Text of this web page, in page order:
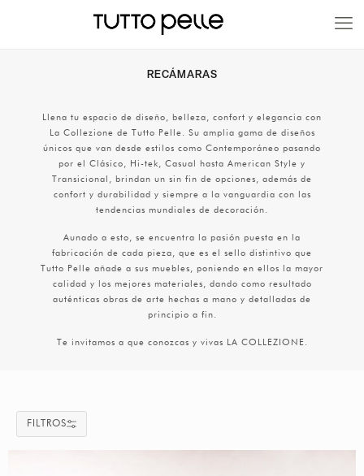
20% EN PRODUCTOS A FABRICACIÓN
RECÁMARAS
Llena tu espacio de diseño, belleza, confort y elegancia con
La Collezione de Tutto Pelle. Su amplia gama de diseños
únicos que van desde estilos como Contemporáneo pasando
por el Clásico, Hi-tek, Casual hasta American Style y
Transicional, brindan un sin fin de opciones, además de
confort y durabilidad y siempre a la vanguardia con las
tendencias mundiales de decoración.
Aunado a esto, se encuentra la pasión puesta en la
fabricación de cada pieza, que es el sello distintivo que
Tutto Pelle añade a sus muebles, poniendo en ellos la mayor
calidad y los mejores materiales, dando como resultado
auténticas obras de arte hechas a mano y detalladas de
principio a fin.
Te invitamos a que conozcas y vivas LA COLLEZIONE.
FILTROS